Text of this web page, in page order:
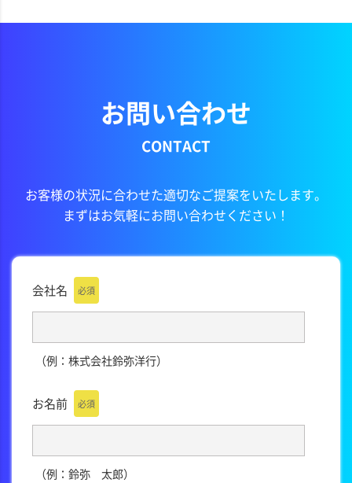
お問い合わせ
CONTACT
お客様の状況に合わせた適切なご提案をいたします。
まずはお気軽にお問い合わせください！
会社名 必須
（例：株式会社鈴弥洋行）
お名前 必須
（例：鈴弥 太郎）